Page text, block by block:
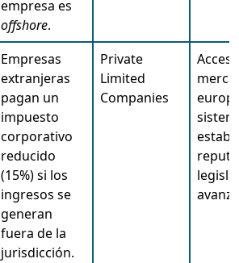
empresa es
offshore.
Empresas
extranjeras
pagan un
impuesto
corporativo
reducido
(15%) si los
ingresos se
generan
fuera de la
jurisdicción.
Private
Limited
Companies